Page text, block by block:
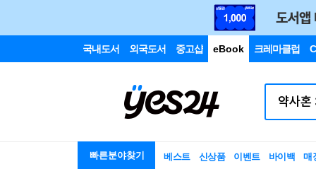
국내도서 외국도서 중고샵 eBook 크레마클럽
빠른분야찾기 베스트 신상품 이벤트 바이백 매